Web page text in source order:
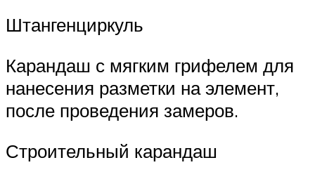
Штангенциркуль
Карандаш с мягким грифелем для
нанесения разметки на элемент,
после проведения замеров.
Строительный карандаш